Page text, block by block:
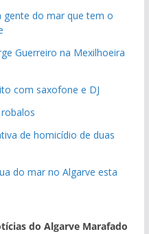
gente do mar que tem o
Guerreiro na Mexilhoeira
com saxofone e DJ
de homicídio de duas
do mar no Algarve esta
do Algarve Marafado